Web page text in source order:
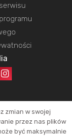
zastrzeżone.
zmian w swojej
przez nas plików
być maksymalnie